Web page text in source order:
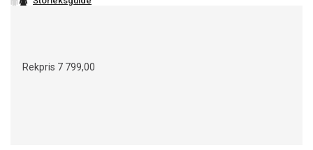
Rekpris 7 799,00